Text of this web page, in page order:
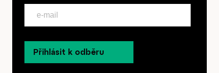
Přihlásit k odběru